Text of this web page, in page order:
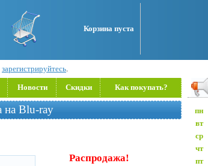
Корзина пуста
зарегистрируйтесь.
Новости Скидки Как покупать?
на Blu-ray
Распродажа!
пн
вт
ср
чт
пт